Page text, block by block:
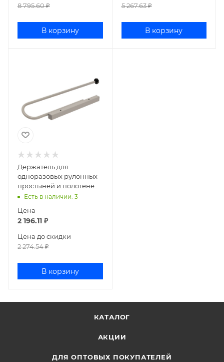
8 795.60₽
В корзину
5 267.63₽
В корзину
Держатель для
одноразовых рулонных
простыней и полотенец
КММ
Есть в наличии: 3
Цена
2 196.11 ₽
Цена до скидки
2 274.54₽
В корзину
КАТАЛОГ
АКЦИИ
ДЛЯ ОПТОВЫХ ПОКУПАТЕЛЕЙ